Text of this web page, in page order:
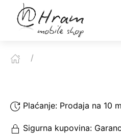
Plaćanje: Prodaja na 10
Sigurna kupovina: